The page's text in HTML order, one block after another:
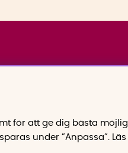
för att ge dig bästa
under ”Anpassa”.